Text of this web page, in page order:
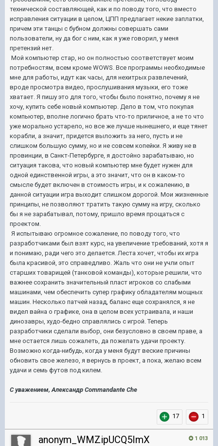
технической составляющей, как и по поводу того, что вместо
исправления ситуации в целом, ЦПП предлагает некие заплатки,
причем эти танцы с бубном должны совершать сами
пользователи, ну да бог с ним, как я уже говорил, у меня
претензий нет.
Мой компьютер стар, но он полностью соответствует моим
потребностям, всем кроме WOWS. Все программы необходимые
мне для работы, идут как часы, для нехитрых развлечений,
вроде просмотра видео, прослушивания музыки, его тоже
хватает. Я пишу это для того, чтобы было понятно, почему я не
хочу, купить себе новый компьютер. Дело в том, что покупая
компьютер, вполне логично брать что-то приличное, а не то что
уже морально устарело, но все же лучше нынешнего, и еще тянет
корабли, а значит, придется выложить за него, пусть и не
слишком большую сумму, но и не совсем копейки. Я живу не в
провинции, в Санкт-Петербурге, я достойно зарабатываю, но
ситуация такова, что новый компьютер мне будет нужен для
одной единственной игры, а это значит, что он в каком-то
смысле будет включен в стоимость игры, и к сожалению, в
данной ситуации игра выходит слишком дорогой. Мои жизненные
принципы, не позволяют тратить такую сумму на игру, сколько
бы я не зарабатывал, потому, пришло время прощаться с
проектом.
Я испытываю огромное сожаление, по поводу того, что
разработчиками был взят курс, на увеличение требований, хотя я
и понимаю, ради чего это делается. Леста хочет, чтобы их игра
была красивой, это справедливо. Жаль что они не учли опыт
старших товарищей (танковой команды), которые решили, что
важнее сохранить значительный пласт игроков со слабыми
машинами, чем обеспечить супер графику обладателям мощных
машин. Несколько патчей назад, баланс еще сохранялся, я не
видел вайна о графике, она в целом всех устраивала, и наши
динозавры, худо-бедно справлялись с игрой. Теперь
разработчики сделали выбор, они безусловно в своем праве, а
мне остается лишь сожалеть, да пожелать удачи проекту.
Возможно когда-нибудь, когда у меня будут веские причины
обновить свое железо, я вернусь в проект, а пока, желаю всем
удачи и семь футов под килем.
С уважением, Александр Commandante Che
17 1
1 013
anonym_WMZipUCQ5ImX